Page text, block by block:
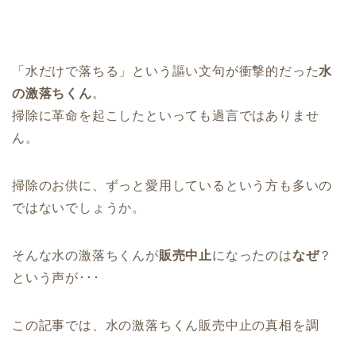
「水だけで落ちる」という謳い文句が衝撃的だった水
の激落ちくん。
掃除に革命を起こしたといっても過言ではありませ
ん。
掃除のお供に、ずっと愛用しているという方も多いの
ではないでしょうか。
そんな水の激落ちくんが販売中止になったのはなぜ？
という声が･･･
この記事では、水の激落ちくん販売中止の真相を調